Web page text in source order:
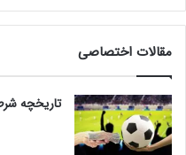
مقالات اختصاصی
تاریخچه